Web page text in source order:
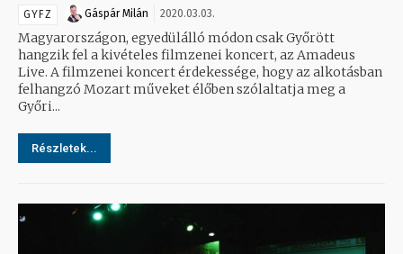
GYFZ Gáspár Milán 2020.03.03.
Magyarországon, egyedülálló módon csak Győrött
hangzik fel a kivételes filmzenei koncert, az Amadeus
Live. A filmzenei koncert érdekessége, hogy az alkotásban
felhangzó Mozart műveket élőben szólaltatja meg a
Győri...
Részletek...